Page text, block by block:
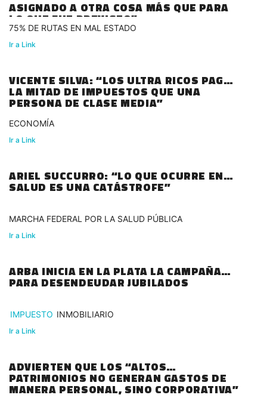
ASIGNADO A OTRA COSA MÁS QUE PARA
LO QUE FUE PREVISTO”
75% DE RUTAS EN MAL ESTADO
Ir a Link
VICENTE SILVA: “LOS ULTRA RICOS PAGAN
LA MITAD DE IMPUESTOS QUE UNA
PERSONA DE CLASE MEDIA”
ECONOMÍA
Ir a Link
ARIEL SUCCURRO: “LO QUE OCURRE EN
SALUD ES UNA CATÁSTROFE”
MARCHA FEDERAL POR LA SALUD PÚBLICA
Ir a Link
ARBA INICIA EN LA PLATA LA CAMPAÑA
PARA DESENDEUDAR JUBILADOS
IMPUESTO INMOBILIARIO
Ir a Link
ADVIERTEN QUE LOS “ALTOS
PATRIMONIOS NO GENERAN GASTOS DE
MANERA PERSONAL, SINO CORPORATIVA”